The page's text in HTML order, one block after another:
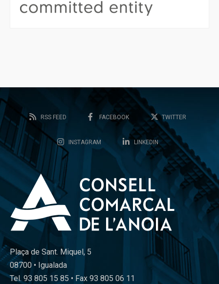
RSS FEED FACEBOOK TWITTER
INSTAGRAM LINKEDIN
Plaça de Sant. Miquel, 5
08700 • Igualada
Tel. 93 805 15 85 • Fax 93 805 06 11